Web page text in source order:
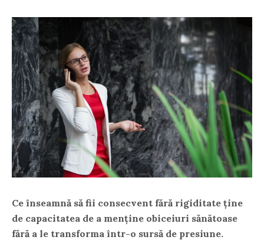
Ce înseamnă să fii consecvent fără rigiditate ține
de capacitatea de a menține obiceiuri sănătoase
fără a le transforma într-o sursă de presiune.